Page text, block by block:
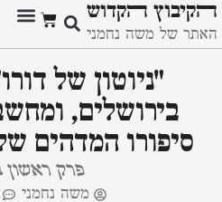
ﬣקיבוץ ﬣקדוש
האתר של משה נחמני
"ניוטון של
בירושלים,
סיפורו המדהים
פרק ראשון
משה נחמני